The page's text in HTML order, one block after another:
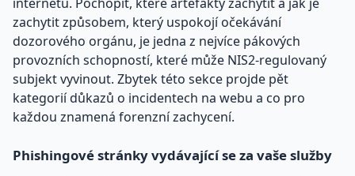
zachytit způsobem, který uspokojí očekávání
dozorového orgánu, je jedna z nejvíce pákových
provozních schopností, které může NIS2-regulovaný
subjekt vyvinout. Zbytek této sekce projde pět
kategorií důkazů o incidentech na webu a co pro
každou znamená forenzní zachycení.
Phishingové stránky vydávající se za vaše služby